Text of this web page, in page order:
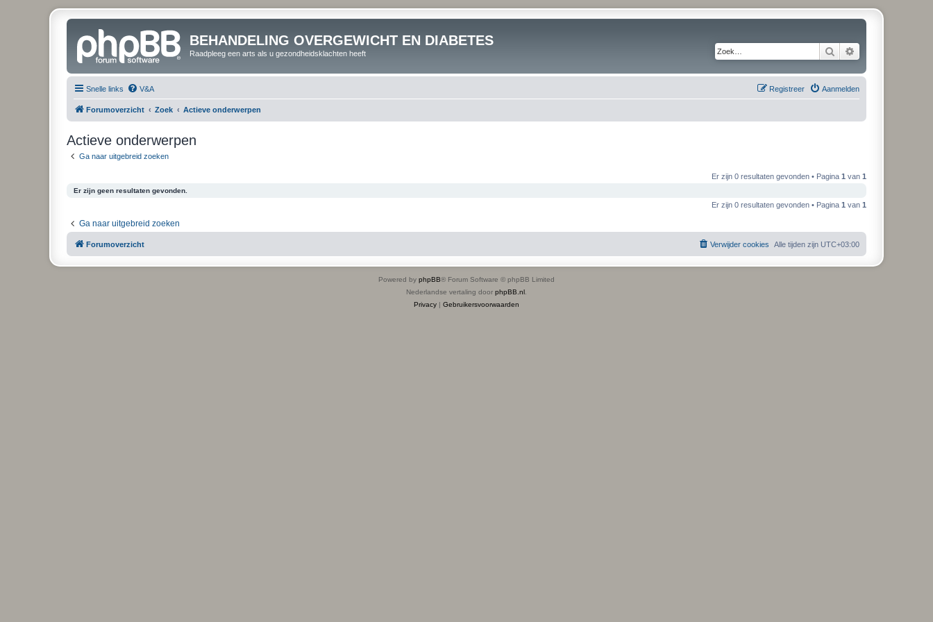
BEHANDELING OVERGEWICHT EN DIABETES
Raadpleeg een arts als u gezondheidsklachten heeft Zoek
Snelle links V&A Aanmelden
Registreer
Forumoverzicht Zoek Actieve onderwerpen
Actieve onderwerpen
Ga naar uitgebreid zoeken
Er zijn 0 resultaten gevonden • Pagina 1 van 1
Er zijn geen resultaten gevonden.
Er zijn 0 resultaten gevonden • Pagina 1 van 1
Ga naar uitgebreid zoeken
Forumoverzicht Alle tijden zijn UTC+03:00
Verwijder cookies
Powered by phpBB® Forum Software © phpBB Limited
Nederlandse vertaling door phpBB.nl
Privacy | Gebruikersvoorwaarden